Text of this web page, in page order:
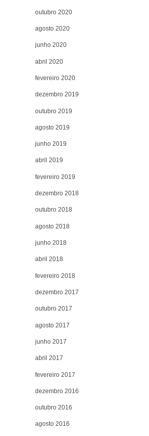
outubro 2020
agosto 2020
junho 2020
abril 2020
fevereiro 2020
dezembro 2019
outubro 2019
agosto 2019
junho 2019
abril 2019
fevereiro 2019
dezembro 2018
outubro 2018
agosto 2018
junho 2018
abril 2018
fevereiro 2018
dezembro 2017
outubro 2017
agosto 2017
junho 2017
abril 2017
fevereiro 2017
dezembro 2016
outubro 2016
agosto 2016